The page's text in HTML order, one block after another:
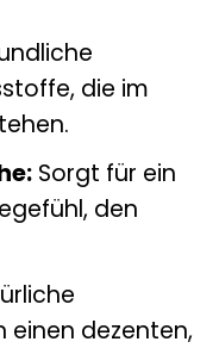
die im
Sorgt für ein
den
einen dezenten,